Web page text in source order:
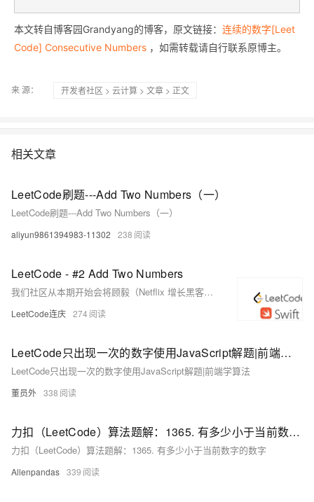
本文转自博客园Grandyang的博客，原文链接： 连续的数字[Leet
Code] Consecutive Numbers ，如需转载请自行联系原博主。
来 源： 开发者社区 > 云计算 > 文章 > 正文
相关文章
LeetCode刷题---Add Two Numbers（一）
LeetCode刷题---Add Two Numbers（一）
aliyun9861394983-11302 238
LeetCode - #2 Add Two Numbers
我们社区从本期开始会将顾毅（Netflix 增长黑客，《iOS 面试之道》作者，ACE 职业健身教练。）的 Swift 算法题题解整理为文字版以方便大家学习与阅读。 不积跬步，无以至千里；不积小流，无以成江海，Swift社区 伴你前行。
LeetCode连庆 274
LeetCode只出现一次的数字使用JavaScript解题|前端学算法
LeetCode只出现一次的数字使用JavaScript解题|前端学算法
董员外 338
力扣（LeetCode）算法题解：1365. 有多少小于当前数字的数字
力扣（LeetCode）算法题解：1365. 有多少小于当前数字的数字
Allenpandas 339